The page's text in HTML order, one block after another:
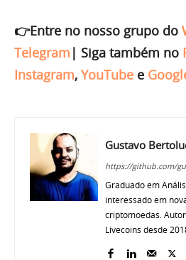
👉Entre no nosso grupo do
Telegram | Siga também no
Instagram, YouTube e
Gustavo
https://github.com/
Graduado em
interessado em
criptomoedas.
Livecoins desde